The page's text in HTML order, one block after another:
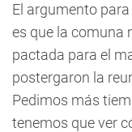
El argumento
es que la comuna
pactada para el
postergaron la
Pedimos más
tenemos que ver